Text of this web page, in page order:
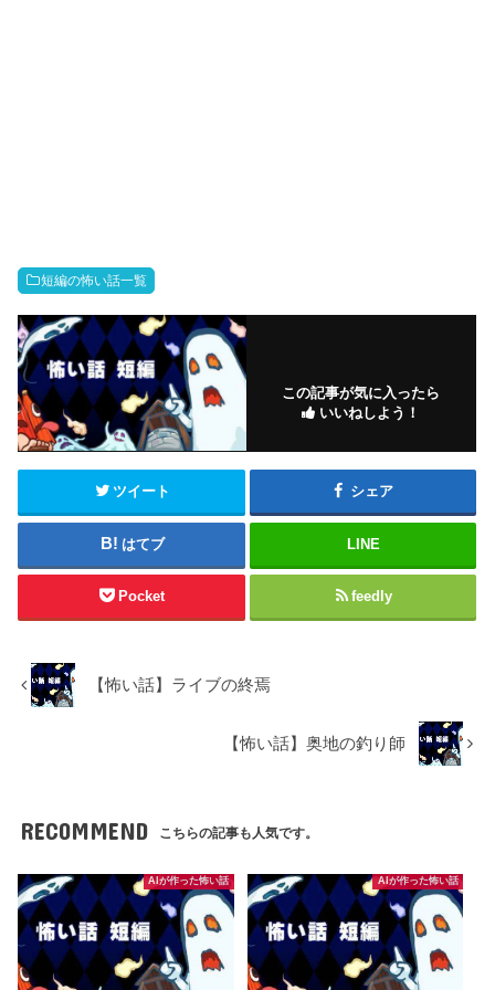
短編の怖い話一覧
この記事が気に入ったら
いいねしよう！
ツイート シェア
はてブ LINE
Pocket feedly
【怖い話】ライブの終焉
【怖い話】奥地の釣り師
RECOMMEND こちらの記事も人気です。
AIが作った怖い話 AIが作った怖い話